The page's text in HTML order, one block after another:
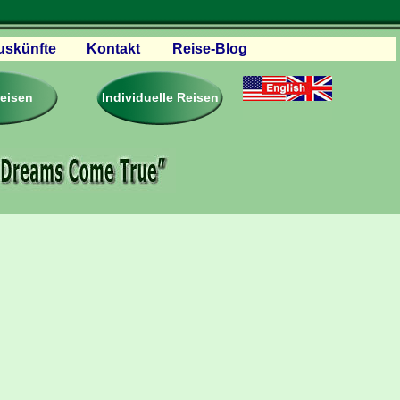
– Reviews
Firmen & Links
Kontakt Reise-Blog
Individuelle Reisen